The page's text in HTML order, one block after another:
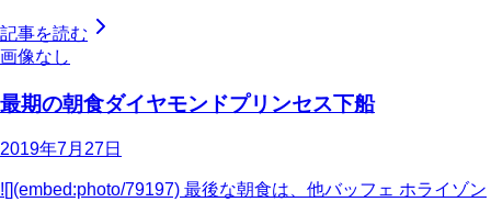
記事を読む
画像なし
最期の朝食ダイヤモンドプリンセス下船
2019年7月27日
![](embed:photo/79197) 最後な朝食は、他バッフェ ホライゾン